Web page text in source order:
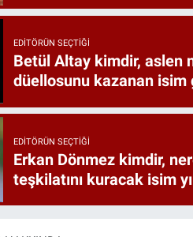
EDITÖRÜN SEÇTIĞI
Betül Altay kimdir, aslen
düellosunu kazanan isim
EDITÖRÜN SEÇTIĞI
Erkan Dönmez kimdir,
teşkilatını kuracak isim